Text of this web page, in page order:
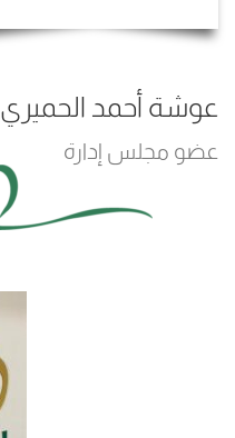
عوشة أحمد الحميري
عضو مجلس إدارة